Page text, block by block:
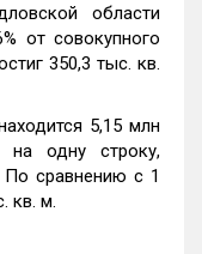
области
от совокупного
350,3 тыс. кв.
5,15 млн
на одну строку,
По сравнению с 1
кв. м.